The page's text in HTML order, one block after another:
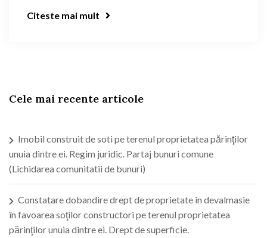
Citeste mai mult
Cele mai recente articole
Imobil construit de soti pe terenul proprietatea părinţilor
unuia dintre ei. Regim juridic. Partaj bunuri comune
(Lichidarea comunitatii de bunuri)
Constatare dobandire drept de proprietate in devalmasie
în favoarea soţilor constructori pe terenul proprietatea
părinţilor unuia dintre ei. Drept de superficie.